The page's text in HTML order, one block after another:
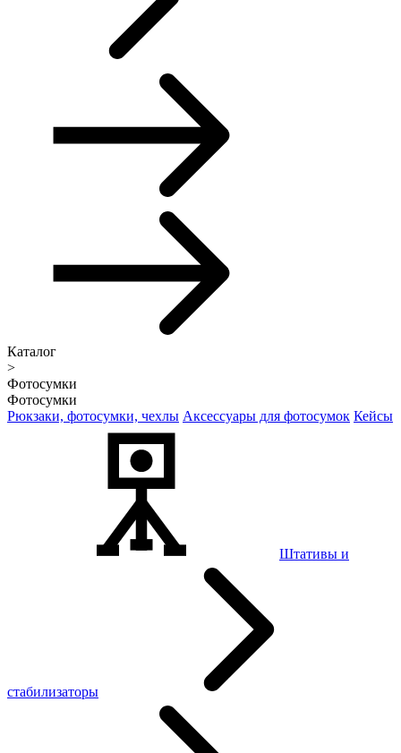
Каталог
>
Фотосумки
Фотосумки
Рюкзаки, фотосумки, чехлы Аксессуары для фотосумок Кейсы
Штативы и
стабилизаторы